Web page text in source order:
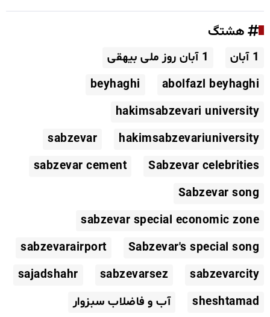
هشتگ
1 آبان
1 آبان روز ملی بیهقی
abolfazl beyhaghi
beyhaghi
hakimsabzevari university
hakimsabzevariuniversity
sabzevar
Sabzevar celebrities
sabzevar cement
Sabzevar song
sabzevar special economic zone
Sabzevar's special song
sabzevarairport
sabzevarcity
sabzevarsez
sajadshahr
sheshtamad
آب و فاضلاب سبزوار